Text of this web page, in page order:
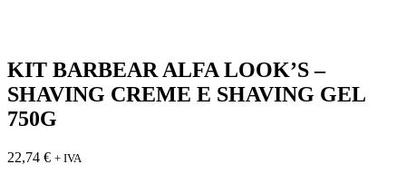
KIT BARBEAR ALFA LOOK’S –
SHAVING CREME E SHAVING GEL
750G
22,74 € + IVA